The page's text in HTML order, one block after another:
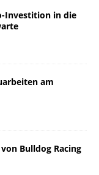
Investition in die
am
Bulldog Racing